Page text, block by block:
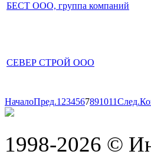
БЕСТ ООО, группа компаний
СЕВЕР СТРОЙ ООО
НачалоПред.1 234567891011След.
1998-2026 ©